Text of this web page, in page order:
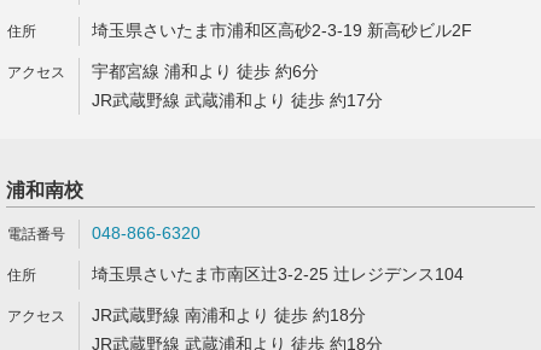
埼玉県さいたま市浦和区高砂2-3-19 新高砂ビル2F
宇都宮線 浦和より 徒歩 約6分
JR武蔵野線 武蔵浦和より 徒歩 約17分
浦和南校
048-866-6320
埼玉県さいたま市南区辻3-2-25 辻レジデンス104
JR武蔵野線 南浦和より 徒歩 約18分
JR武蔵野線 武蔵浦和より 徒歩 約18分